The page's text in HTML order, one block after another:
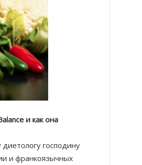
и как она
господину
и франкоязычных